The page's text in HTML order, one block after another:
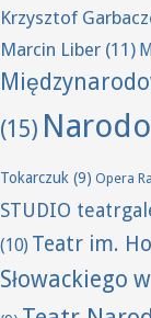
Krzysztof
Marcin Liber (11)
(15)
Tokarczuk (9) Opera
STUDIO
(10) Teatr im.
Słowackiego